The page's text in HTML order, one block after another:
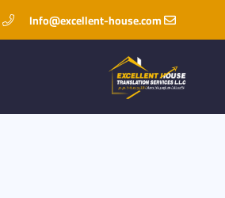
Info@excellent-house.com